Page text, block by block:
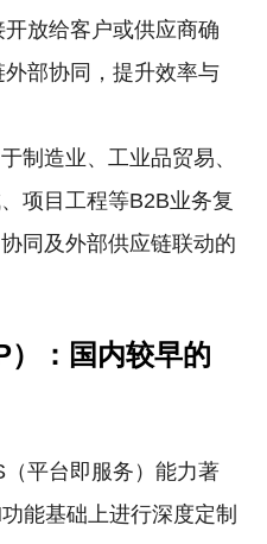
放给客户或供应商确
部协同，提升效率与
制造业、工业品贸易、
项目工程等B2B业务复
同及外部供应链联动的
）：国内较早的
平台即服务）能力著
能基础上进行深度定制